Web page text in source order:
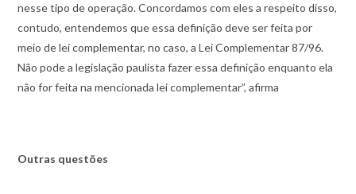
nesse tipo de operação. Concordamos com eles a respeito disso,
contudo, entendemos que essa definição deve ser feita por
meio de lei complementar, no caso, a Lei Complementar 87/96.
Não pode a legislação paulista fazer essa definição enquanto ela
não for feita na mencionada lei complementar”, afirma
Outras questões